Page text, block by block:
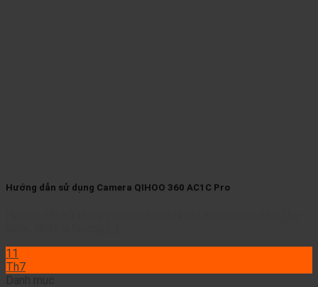
Hướng dẫn sử dụng Camera QIHOO 360 AC1C Pro
11
Th7